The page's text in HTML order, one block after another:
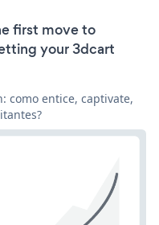
first move to
your 3dcart
como entice, captivate,